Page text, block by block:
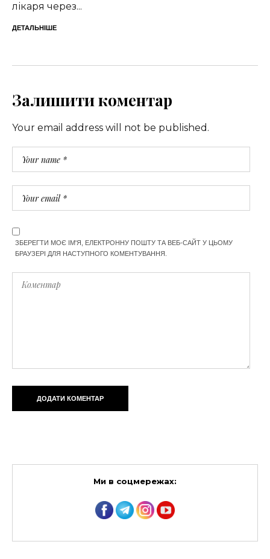
лікаря через...
ДЕТАЛЬНІШЕ
Залишити коментар
Your email address will not be published.
ЗБЕРЕГТИ МОЄ ІМ'Я, ЕЛЕКТРОННУ ПОШТУ ТА ВЕБ-САЙТ У ЦЬОМУ
БРАУЗЕРІ ДЛЯ НАСТУПНОГО КОМЕНТУВАННЯ.
Ми в соцмережах: